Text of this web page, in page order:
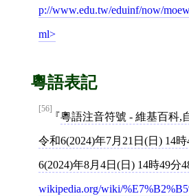
p://www.edu.tw/eduinf/now/
ml
粵語表記
[56]
粵語注音符號 - 維基百科,
令和6(2024)年7月21日(日) 14
6(2024)年8月4日(日) 14時49分
wikipedia.org/wiki/